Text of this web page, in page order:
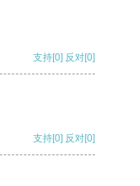
支持[0] 反对[0]
支持[0] 反对[0]